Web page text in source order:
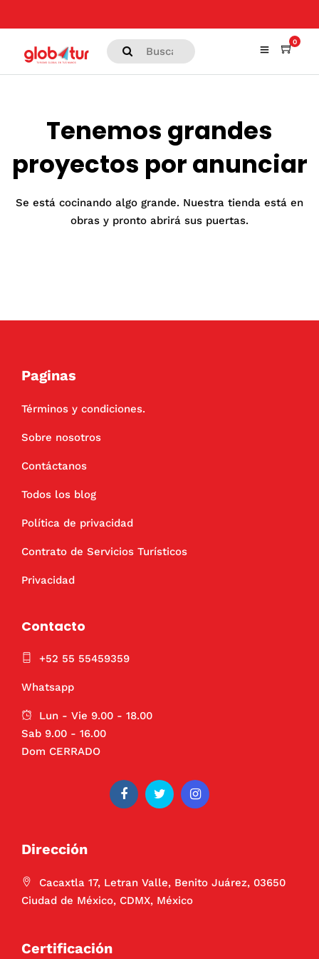
0
Tenemos grandes
proyectos por anunciar
Se está cocinando algo grande. Nuestra tienda está en
obras y pronto abrirá sus puertas.
Paginas
Términos y condiciones.
Sobre nosotros
Contáctanos
Todos los blog
Política de privacidad
Contrato de Servicios Turísticos
Privacidad
Contacto
+52 55 55459359
Whatsapp
Lun - Vie 9.00 - 18.00
Sab 9.00 - 16.00
Dom CERRADO
Dirección
Cacaxtla 17, Letran Valle, Benito Juárez, 03650
Ciudad de México, CDMX, México
Certificación